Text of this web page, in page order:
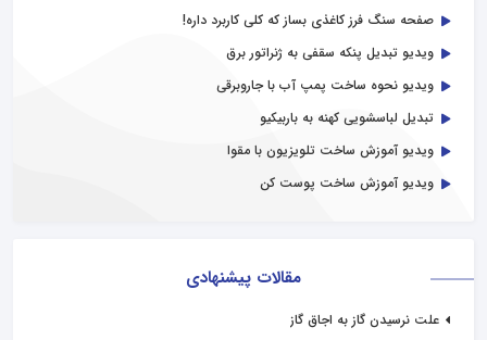
صفحه سنگ فرز کاغذی بساز که کلی کاربرد داره!
ویدیو تبدیل پنکه سقفی به ژنراتور برق
ویدیو نحوه ساخت پمپ آب با جاروبرقی
تبدیل لباسشویی کهنه به باربیکیو
ویدیو آموزش ساخت تلویزیون با مقوا
ویدیو آموزش ساخت پوست کن
مقالات پیشنهادی
علت نرسیدن گاز به اجاق گاز